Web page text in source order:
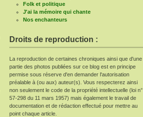
Folk et politique
J'ai la mémoire qui chante
Nos enchanteurs
Droits de reproduction :
La reproduction de certaines chroniques ainsi que d'une
partie des photos publiées sur ce blog est en principe
permise sous réserve d'en demander l'autorisation
préalable à (ou aux) auteur(s). Vous respecterez ainsi
non seulement le code de la propriété intellectuelle (loi n°
57-298 du 11 mars 1957) mais également le travail de
documentation et de rédaction effectué pour mettre au
point chaque article.